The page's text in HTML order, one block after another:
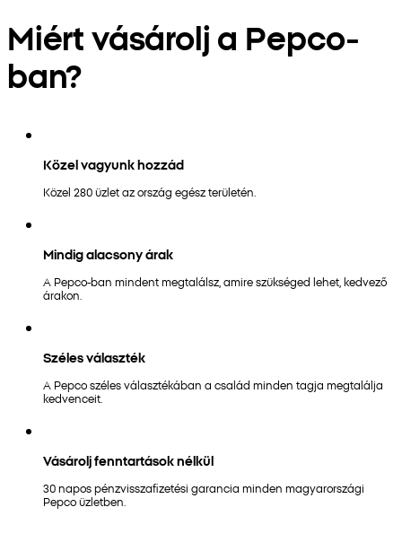
Miért vásárolj a Pepco-
ban?
Közel vagyunk hozzád
Közel 280 üzlet az ország egész területén.
Mindig alacsony árak
A Pepco-ban mindent megtalálsz, amire szükséged lehet, kedvező
árakon.
Széles választék
A Pepco széles választékában a család minden tagja megtalálja
kedvenceit.
Vásárolj fenntartások nélkül
30 napos pénzvisszafizetési garancia minden magyarországi
Pepco üzletben.